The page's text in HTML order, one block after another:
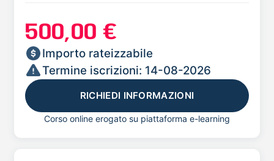
500,00 €
Importo rateizzabile
Termine iscrizioni: 14-08-2026
RICHIEDI INFORMAZIONI
Corso online erogato su piattaforma e-learning